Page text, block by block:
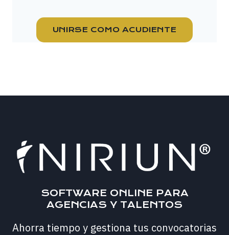
UNIRSE COMO ACUDIENTE
SOFTWARE ONLINE PARA
AGENCIAS Y TALENTOS
Ahorra tiempo y gestiona tus convocatorias